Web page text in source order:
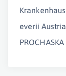
everii